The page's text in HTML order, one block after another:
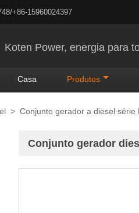
+86-15960024397
Koten Power, energia para
Casa Produtos
> Conjunto gerador a diesel série
Conjunto gerador